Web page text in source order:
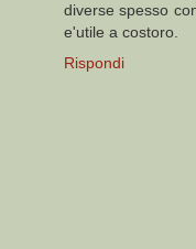
diverse spesso
e'utile a costoro.
Rispondi